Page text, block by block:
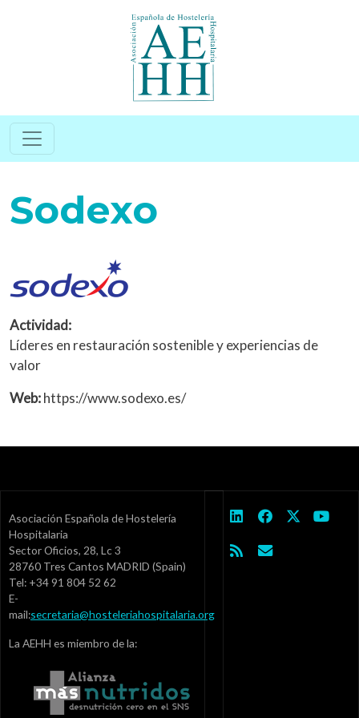
Sodexo
Actividad:
Líderes en restauración sostenible y experiencias de
valor
Web:https://www.sodexo.es/
Asociación Española de Hostelería
Hospitalaria
Sector Oficios, 28, Lc 3
28760 Tres Cantos MADRID (Spain)
Tel: +34 91 804 52 62
E-
mail:secretaria@hosteleriahospitalaria.org
La AEHH es miembro de la: